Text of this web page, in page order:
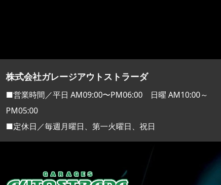
株式会社ガレージアウトストラーダ
■営業時間／平日 AM09:00〜PM06:00 日曜 AM10:00～
PM05:00
■定休日／毎週月曜日、第一火曜日、祝日